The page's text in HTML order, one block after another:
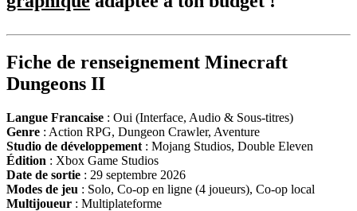
Fiche de renseignement Minecraft
Dungeons II
Langue Francaise : Oui (Interface, Audio & Sous-titres)
Genre : Action RPG, Dungeon Crawler, Aventure
Studio de développement : Mojang Studios, Double Eleven
Édition : Xbox Game Studios
Date de sortie : 29 septembre 2026
Modes de jeu : Solo, Co-op en ligne (4 joueurs), Co-op local
Multijoueur : Multiplateforme